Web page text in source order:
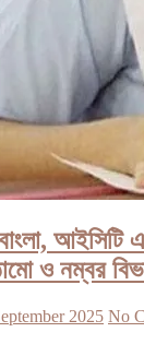
আইসিটি
ও নম্বর
2025 No